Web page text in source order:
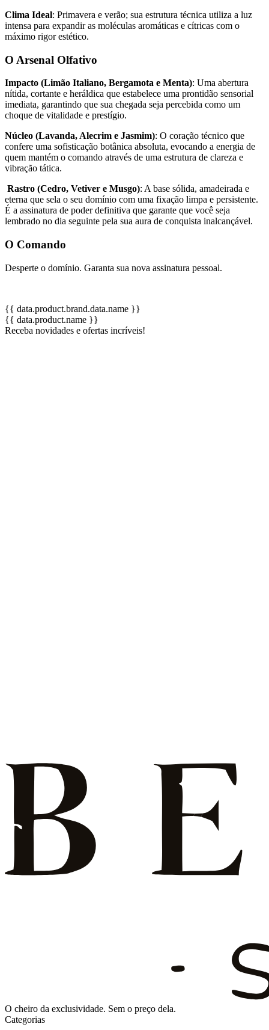
Clima Ideal: Primavera e verão; sua estrutura técnica utiliza a luz
intensa para expandir as moléculas aromáticas e cítricas com o
máximo rigor estético.
O Arsenal Olfativo
Impacto (Limão Italiano, Bergamota e Menta): Uma abertura
nítida, cortante e heráldica que estabelece uma prontidão sensorial
imediata, garantindo que sua chegada seja percebida como um
choque de vitalidade e prestígio.
Núcleo (Lavanda, Alecrim e Jasmim): O coração técnico que
confere uma sofisticação botânica absoluta, evocando a energia de
quem mantém o comando através de uma estrutura de clareza e
vibração tática.
Rastro (Cedro, Vetiver e Musgo): A base sólida, amadeirada e
eterna que sela o seu domínio com uma fixação limpa e persistente.
É a assinatura de poder definitiva que garante que você seja
lembrado no dia seguinte pela sua aura de conquista inalcançável.
O Comando
Desperte o domínio. Garanta sua nova assinatura pessoal.
{{ data.product.brand.data.name }}
{{ data.product.name }}
Receba novidades e ofertas incríveis!
O cheiro da exclusividade. Sem o preço dela.
Categorias